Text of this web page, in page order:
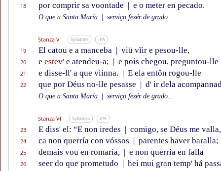
18 por comprir sa voontade | e o meter en pecado.
O que a Santa María serviço fezér de grado...
Stanza V Syllables IPA
19 El catou e a manceba | viü vĩir e pesou-lle,
20 e estev' e atendeu-a; | e pois chegou, preguntou-lle
21 e disse-ll' a que viínna. | E ela entôn rogou-lle
22 que por Déus no-lle pesasse | d' ir dela
O que a Santa María serviço fezér de grado...
Stanza VI Syllables IPA
23 E diss' el: “E non iredes | comigo, se Déus me valla,
24 ca non querría con vóssos | parentes haver baralla;
25 demais vou en romaría, | e non querría en falla
26 seer do que prometudo | hei mui gran temp' há